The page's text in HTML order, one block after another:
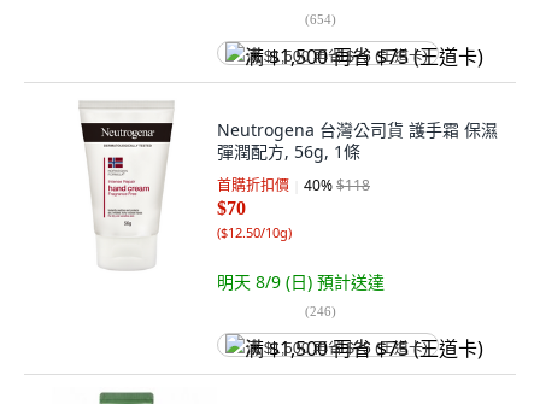
(654)
满 $1,500 再省 $75 (王道卡)
Neutrogena 台灣公司貨 護手霜 保濕
彈潤配方, 56g, 1條
首購折扣價 40%$118
$70
($12.50/10g)
明天 8/9 (日) 預計送達
(246)
满 $1,500 再省 $75 (王道卡)